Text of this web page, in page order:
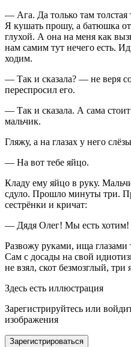
— Ага. Да только там
Я кушать прошу, а батюшка
глухой. А она на меня как
нам самим тут нечего есть.
ходим.
— Так и сказала? — не веря
переспросил его.
— Так и сказала. А сама
мальчик.
Гляжу, а на глазах у него
— На вот тебе яйцо.
Кладу ему яйцо в руку.
сдуло. Прошло минуты три.
сестрёнки и кричат:
— Дядя Олег! Мы есть хотим!
Развожу руками, ища глазами
Сам с досады на свой
не взял, скот безмозглый, три
Здесь есть иллюстрация
Зарегистрируйтесь или
изображения
Зарегистрироваться